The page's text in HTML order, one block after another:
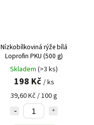
Nízkobílkoviná rýže bílá
Loprofin PKU (500 g)
Skladem (>3 ks)
198 Kč / ks
39,60 Kč / 100 g